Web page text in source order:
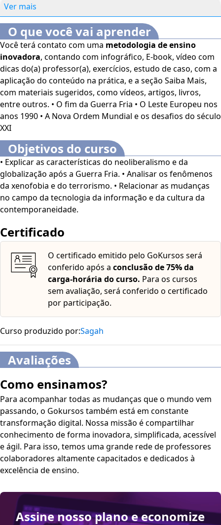
globalização, além disso, o curso online vai te guiar para
que você possa realizar uma excelente redação para o
ENEM e vai te levar a conhecer os eventos que marcaram
tanto o fim da Guerra Fria como o início deste século. Bons
estudos! O Curso Nova Ordem Mundial e a Cultura
Globalizadaé voltado para profissionais e estudantes da
área de História, além de interessados no assunto.Este
curso dispõe dos seguintes recursos de acessibilidade:
cores em alto contraste, aumento de fonte e tradução
automática mediante a Língua Brasileira de Sinais
(Libras). Para ativar esses recursos, acesse "minha
conta" do lado direito da tela na parte superior e
habilite de acordo com sua necessidade.
curso ficará disponível por até 120 dias após a compra.
Ver mais
O que você vai aprender
Você terá contato com uma metodologia de ensino
inovadora, contando com infográfico, E-book, vídeo com
dicas do(a) professor(a), exercícios, estudo de caso, com a
aplicação do conteúdo na prática, e a seção Saiba Mais,
com materiais sugeridos, como vídeos, artigos, livros,
entre outros. • O fim da Guerra Fria • O Leste Europeu nos
anos 1990 • A Nova Ordem Mundial e os desafios do século
XXI
Objetivos do curso
• Explicar as características do neoliberalismo e da
globalização após a Guerra Fria. • Analisar os fenômenos
da xenofobia e do terrorismo. • Relacionar as mudanças
no campo da tecnologia da informação e da cultura da
contemporaneidade.
Certificado
O certificado emitido pelo GoKursos será
conferido após a conclusão de 75% da
carga-horária do curso. Para os cursos
sem avaliação, será conferido o certificado
por participação.
Curso produzido por:Sagah
Avaliações
Como ensinamos?
Para acompanhar todas as mudanças que o mundo vem
passando, o Gokursos também está em constante
transformação digital. Nossa missão é compartilhar
conhecimento de forma inovadora, simplificada, acessível
e ágil. Para isso, temos uma grande rede de professores
colaboradores altamente capacitados e dedicados à
excelência de ensino.
Assine nosso plano e economize